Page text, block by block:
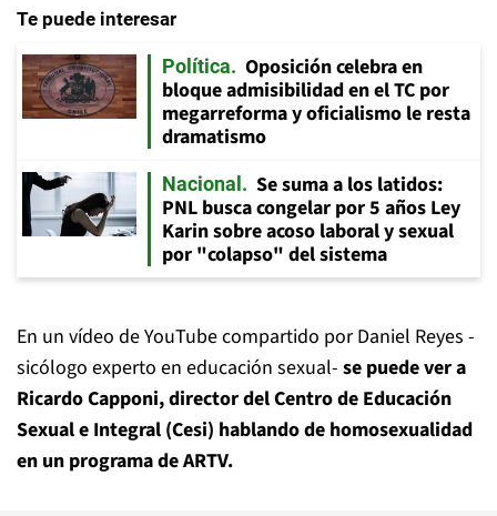
Te puede interesar
Política
Oposición celebra en
bloque admisibilidad en el TC por
megarreforma y oficialismo le resta
dramatismo
Nacional
Se suma a los latidos:
PNL busca congelar por 5 años Ley
Karin sobre acoso laboral y sexual
por "colapso" del sistema
En un vídeo de YouTube compartido por Daniel Reyes -
sicólogo experto en educación sexual- se puede ver a
Ricardo Capponi, director del Centro de Educación
Sexual e Integral (Cesi) hablando de homosexualidad
en un programa de ARTV.